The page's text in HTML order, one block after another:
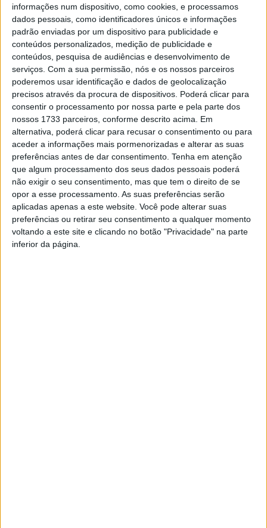
informações num dispositivo, como cookies, e processamos
dados pessoais, como identificadores únicos e informações
padrão enviadas por um dispositivo para publicidade e
conteúdos personalizados, medição de publicidade e
conteúdos, pesquisa de audiências e desenvolvimento de
serviços. Com a sua permissão, nós e os nossos parceiros
poderemos usar identificação e dados de geolocalização
precisos através da procura de dispositivos. Poderá clicar para
consentir o processamento por nossa parte e pela parte dos
nossos 1733 parceiros, conforme descrito acima. Em
alternativa, poderá clicar para recusar o consentimento ou para
aceder a informações mais pormenorizadas e alterar as suas
preferências antes de dar consentimento. Tenha em atenção
que algum processamento dos seus dados pessoais poderá
não exigir o seu consentimento, mas que tem o direito de se
opor a esse processamento. As suas preferências serão
aplicadas apenas a este website. Você pode alterar suas
preferências ou retirar seu consentimento a qualquer momento
voltando a este site e clicando no botão "Privacidade" na parte
inferior da página.
O jogo vai ser apitado porMarcos Brazão , do Algarve,
com Paulo Barradas no VAR.
O encontro vai ser acompanhado com relato naEstação
Diária.
Esta e outras notícias para ouvir na Estação Diária – 96.8
FM ou emwww.968.fm.
Pub
TAGS Académico de Viseu Futebol Liga 2 Viseu